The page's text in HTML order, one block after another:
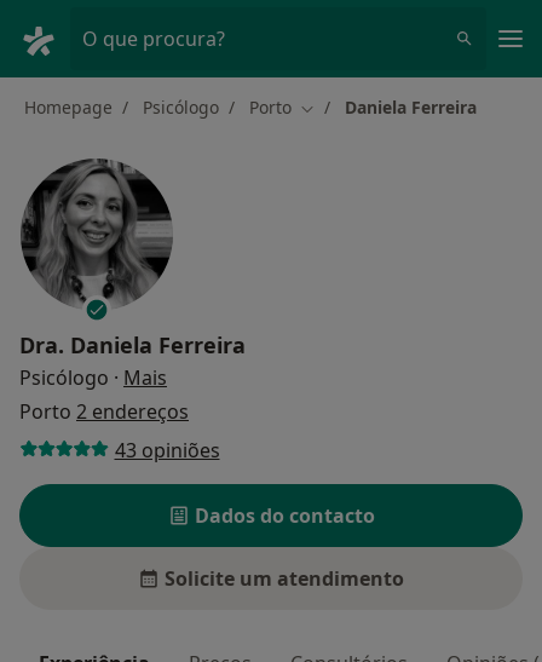
O que procura?
Homepage Psicólogo Porto Mudar de cidade
Daniela Ferreira
Dra. Daniela Ferreira
Psicólogo · Mais
Porto 2 endereços
43 opiniões
Dados do contacto
Solicite um atendimento